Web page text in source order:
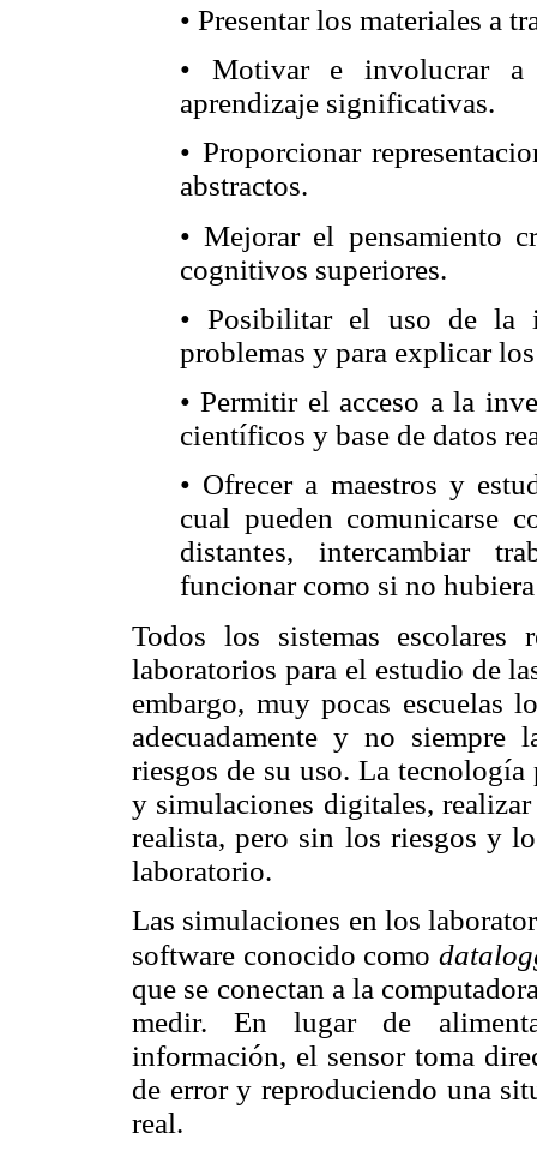
• Presentar los materiales a
• Motivar e involucrar a
aprendizaje significativas.
• Proporcionar
abstractos.
• Mejorar el pensamiento
cognitivos superiores.
• Posibilitar el uso de la
problemas y para explicar
• Permitir el acceso a la
científicos y base de datos
• Ofrecer a maestros y
cual pueden comunicarse
distantes, intercambiar
funcionar como si no
Todos los sistemas escolares
laboratorios para el estudio de
embargo, muy pocas escuelas
adecuadamente y no siempre
riesgos de su uso. La
y simulaciones digitales,
realista, pero sin los riesgos y
laboratorio.
Las simulaciones en los
software conocido como
que se conectan a la
medir. En lugar de
información, el sensor toma
de error y reproduciendo una
real.